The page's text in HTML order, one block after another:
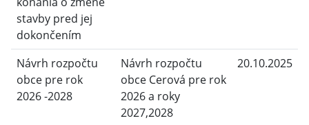
stavby pred jej
dokončením
Návrh rozpočtu
obce pre rok
2026 -2028
Návrh rozpočtu
obce Cerová pre rok
2026 a roky
2027,2028
20.10.2025